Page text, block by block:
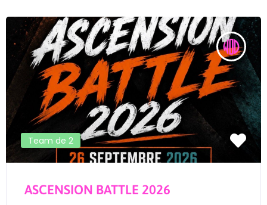
Team de 2
ASCENSION BATTLE 2026